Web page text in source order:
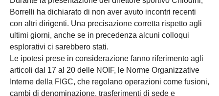
Borrelli ha dichiarato di non aver avuto incontri recenti
con altri dirigenti. Una precisazione corretta rispetto agli
ultimi giorni, anche se in precedenza alcuni colloqui
esplorativi ci sarebbero stati.
Le ipotesi prese in considerazione fanno riferimento agli
articoli dal 17 al 20 delle NOIF, le Norme Organizzative
Interne della FIGC, che regolano operazioni come fusioni,
cambi di denominazione, trasferimenti di sede e